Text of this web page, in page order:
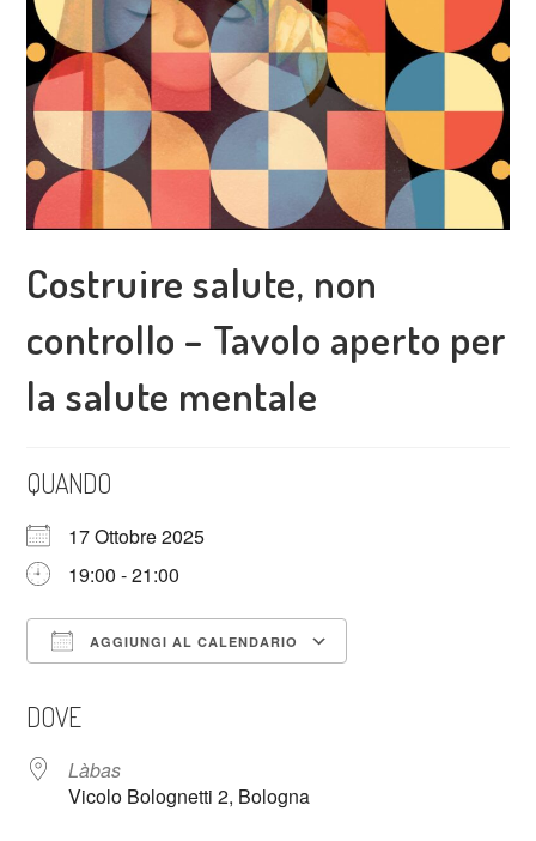
Costruire salute, non
controllo – Tavolo aperto per
la salute mentale
QUANDO
17 Ottobre 2025
19:00 - 21:00
AGGIUNGI AL CALENDARIO
DOVE
Làbas
Vicolo Bolognetti 2, Bologna